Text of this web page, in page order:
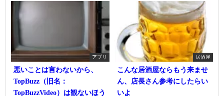
アプリ
悪いことは言わないから、
TopBuzz（旧名：
TopBuzzVideo）は観ないほう
居酒屋
こんな居酒屋ならもう来ませ
ん、店長さん参考にしたらい
いよ